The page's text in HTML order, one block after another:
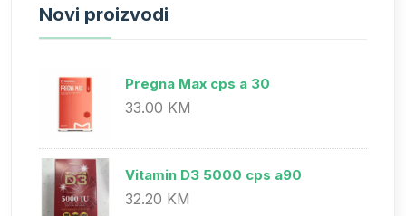
Novi proizvodi
Pregna Max cps a 30
33.00 KM
Vitamin D3 5000 cps a90
32.20 KM